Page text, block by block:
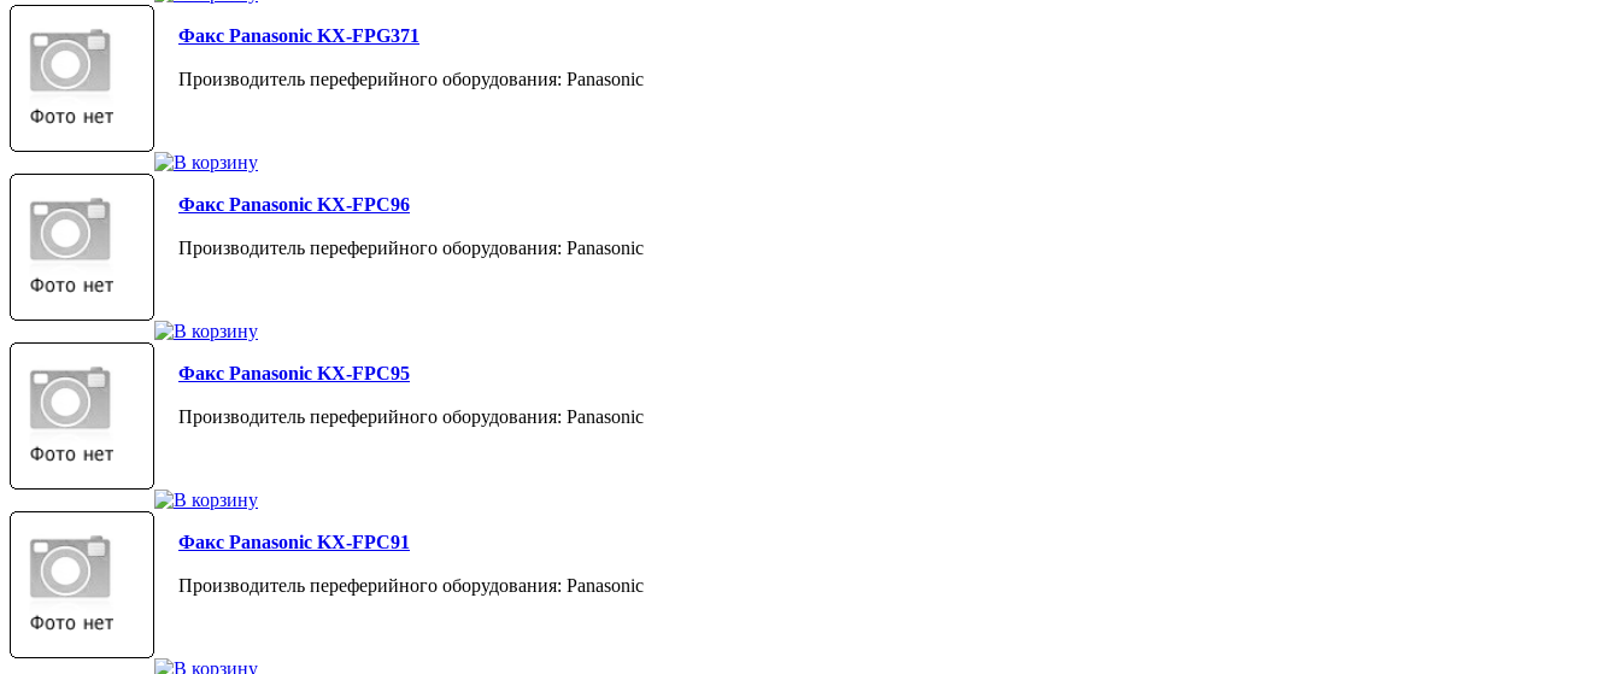
Факс Panasonic KX-FPG371
Производитель переферийного оборудования: Panasonic
Факс Panasonic KX-FPC96
Производитель переферийного оборудования: Panasonic
Факс Panasonic KX-FPC95
Производитель переферийного оборудования: Panasonic
Факс Panasonic KX-FPC91
Производитель переферийного оборудования: Panasonic